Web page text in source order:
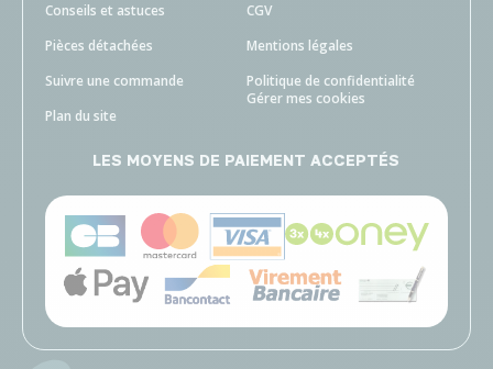
Conseils et astuces
Pièces détachées
Suivre une commande
Plan du site
CGV
Mentions légales
Politique de confidentialité
Gérer mes cookies
LES MOYENS DE PAIEMENT ACCEPTÉS